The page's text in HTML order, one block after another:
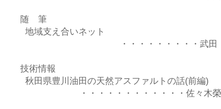
随 筆
地域支え合いネット
・・・・・・・・・武田
技術情報
秋田県豊川油田の天然アスファルトの話(前編)
・・・・・・・・・・・・佐々木榮